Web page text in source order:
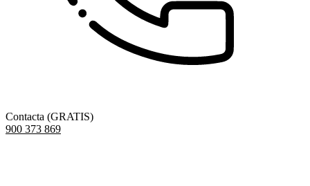
Contacta (GRATIS)
900 373 869